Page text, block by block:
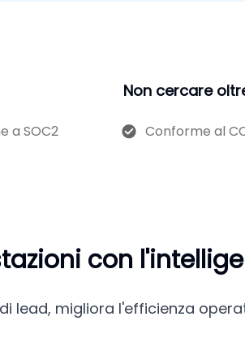
Non cercare
a SOC2 Conforme al
con
lead, migliora l'efficienza